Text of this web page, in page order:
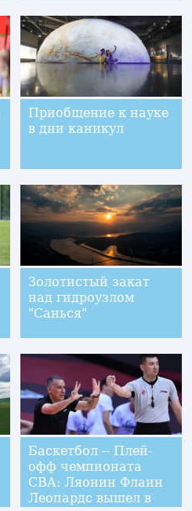
Приобщение к науке
в дни каникул
Золотистый закат
над гидроузлом
"Санься"
Баскетбол -- Плей-
офф чемпионата
CBA: Ляонин Флаин
Леопардс вышел в